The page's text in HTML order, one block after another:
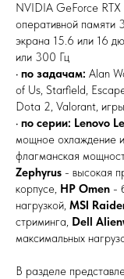
NVIDIA GeForce
оперативной памяти
экрана 15.6 или 16
или 300 Гц
• по задачам: Alan
of Us, Starfield,
Dota 2, Valorant,
• по серии: Lenovo
мощное охлаждение
флагманская
Zephyrus - высокая
корпусе, HP Omen -
нагрузкой, MSI
стриминга, Dell
максимальных
В разделе